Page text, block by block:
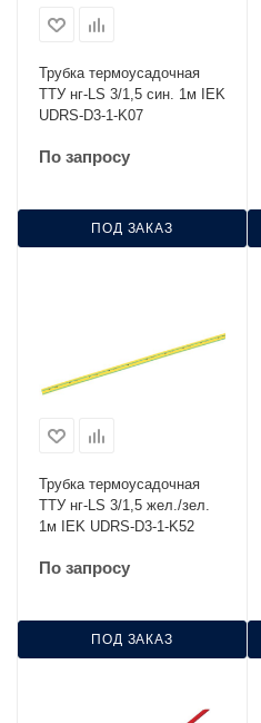
Трубка термоусадочная
ТТУ нг-LS 3/1,5 син. 1м IEK
UDRS-D3-1-K07
По запросу
ПОД ЗАКАЗ
Трубка термоусадочная
ТТУ нг-LS 3/1,5 жел./зел.
1м IEK UDRS-D3-1-K52
По запросу
ПОД ЗАКАЗ